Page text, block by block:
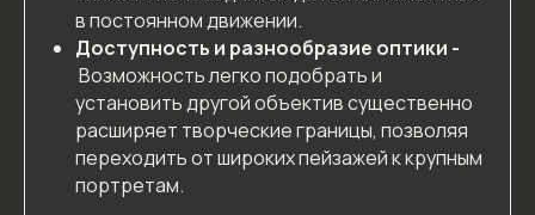
6.Бюджетный фотоаппарат для конкретных задач
6.1. Лучшая камера для путешествий
6.2. Лучшая камера для портретной съёмки
6.3. Лучшая камера для съёмки видео и блогинга
5.4.Fujifilm, Olympus, Panasonic - стоит ли
рассматривать
в постоянном движении.
Доступность и разнообразие оптики -
Возможность легко подобрать и
установить другой объектив существенно
расширяет творческие границы, позволяя
переходить от широких пейзажей к крупным
портретам.